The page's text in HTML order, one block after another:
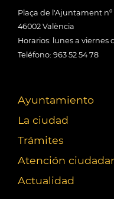
Plaça de l'Ajuntament nº
46002 València
Horarios: lunes a viernes
Teléfono: 963 52 54 78
Ayuntamiento
La ciudad
Trámites
Atención
Actualidad